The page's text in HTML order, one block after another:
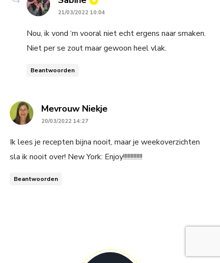
21/03/2022 10:04
Nou, ik vond ‘m vooral niet echt ergens naar smaken.
Niet per se zout maar gewoon heel vlak.
Beantwoorden
Mevrouw Niekjesays:
20/03/2022 14:27
Ik lees je recepten bijna nooit, maar je weekoverzichten
sla ik nooit over! New York: Enjoy!!!!!!!!!!!!!
Beantwoorden